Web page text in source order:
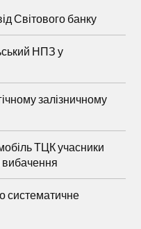
Світового банку
НПЗ у
залізничному
ТЦК учасники
вибачення
систематичне